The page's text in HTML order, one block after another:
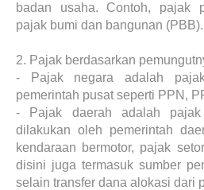
badan usaha. Contoh, pajak
pajak bumi dan bangunan (PBB).
2. Pajak berdasarkan
-
Pajak negara adalah
pemerintah pusat seperti PPN,
-
Pajak daerah adalah
dilakukan oleh pemerintah
kendaraan bermotor, pajak
disini juga termasuk sumber
selain transfer dana alokasi dari